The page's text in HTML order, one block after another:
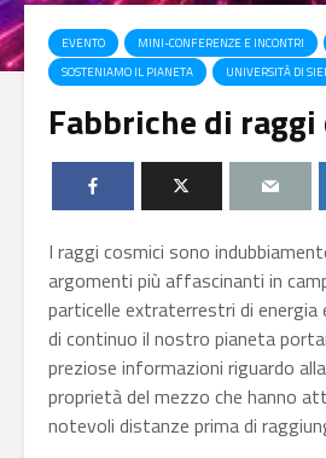
EVENTO MINI-CONFERENZE E INCONTRI
SOSTENIAMO IL PIANETA
UNIVERSITÀ DI
Fabbriche di
I raggi cosmici sono
argomenti più affascinanti in
particelle extraterrestri di energia
di continuo il nostro pianeta
preziose informazioni riguardo
proprietà del mezzo che hanno
notevoli distanze prima di